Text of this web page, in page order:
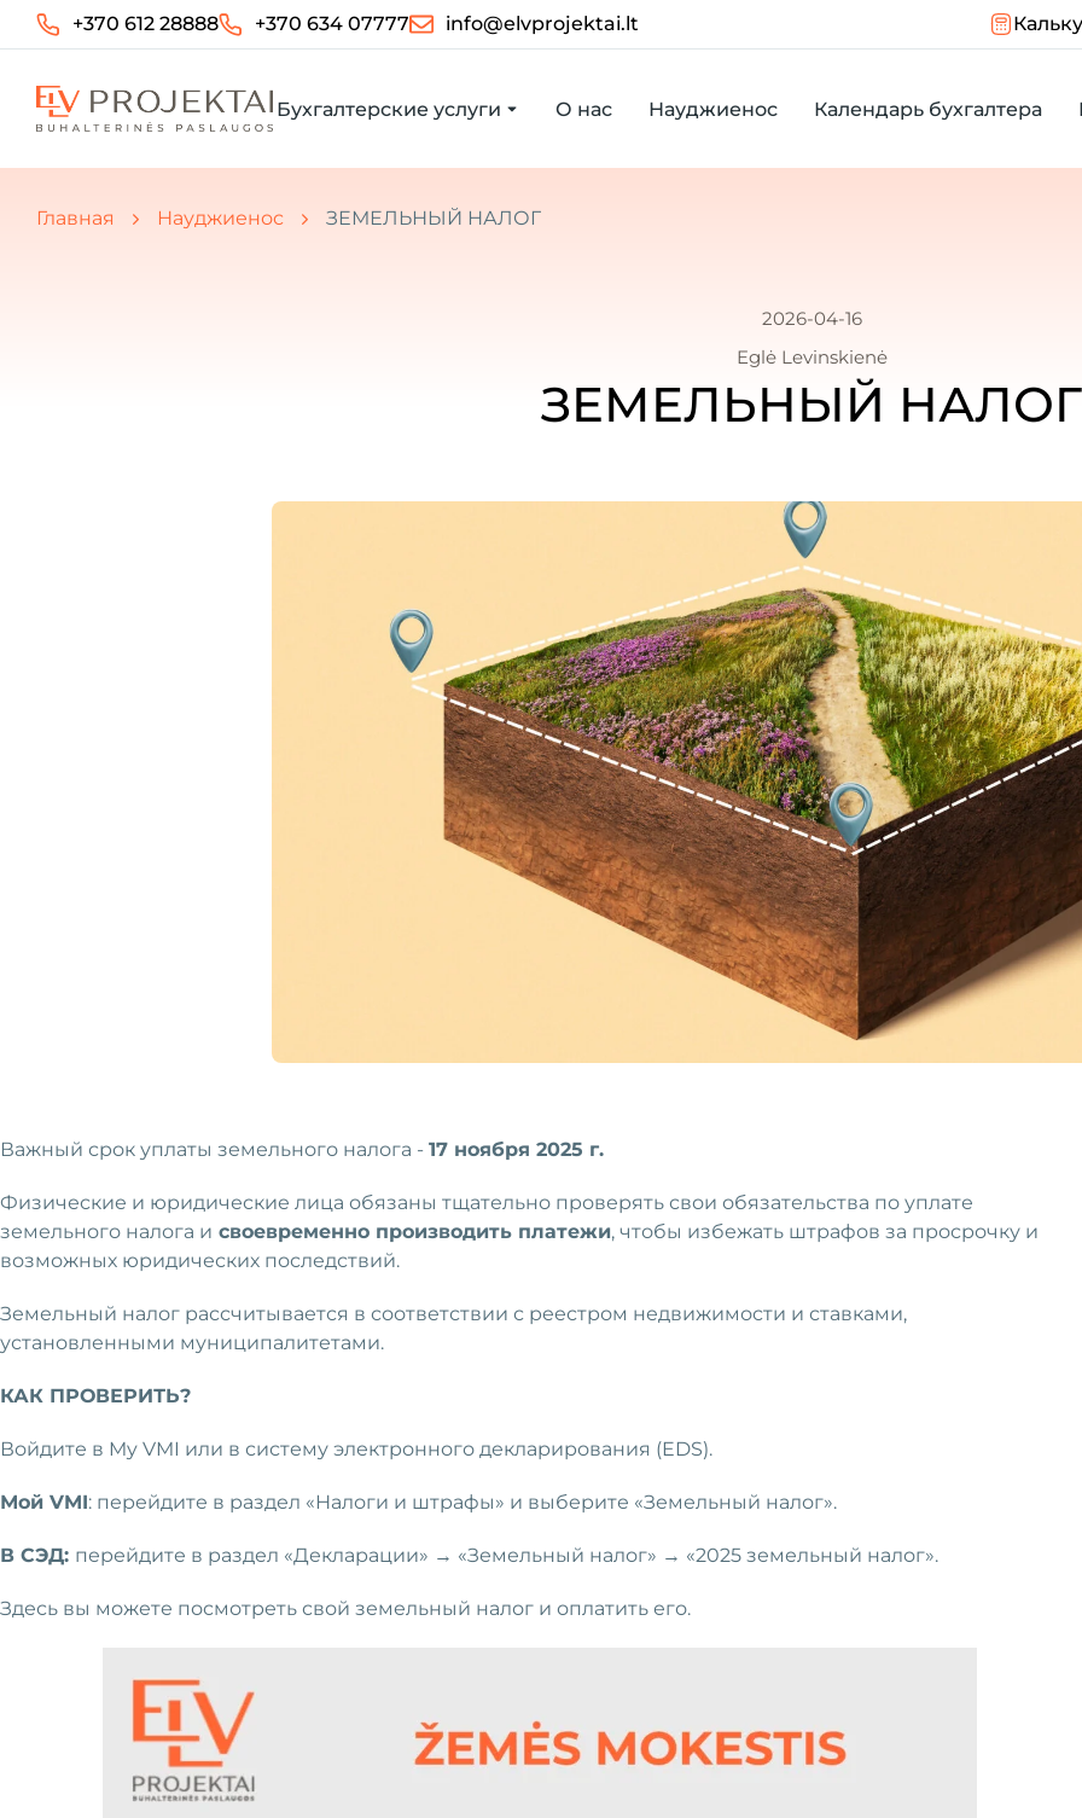
+370 612 28888 +370 634 07777 info@elvprojektai.lt
Бухгалтерские услуги О нас Науджиенос Календарь бухгалтера
Вы здесь:
Главная Науджиенос ЗЕМЕЛЬНЫЙ НАЛОГ
2026-04-16
Eglė Levinskienė
ЗЕМЕЛЬНЫЙ НАЛОГ
Важный срок уплаты земельного налога - 17 ноября 2025 г.
Физические и юридические лица обязаны тщательно проверять свои обязательства по уплате
земельного налога и своевременно производить платежи, чтобы избежать штрафов за просрочку и
возможных юридических последствий.
Земельный налог рассчитывается в соответствии с реестром недвижимости и ставками,
установленными муниципалитетами.
КАК ПРОВЕРИТЬ?
Войдите в My VMI или в систему электронного декларирования (EDS).
Мой VMI: перейдите в раздел «Налоги и штрафы» и выберите «Земельный налог».
В СЭД: перейдите в раздел «Декларации» → «Земельный налог» → «2025 земельный налог».
Здесь вы можете посмотреть свой земельный налог и оплатить его.